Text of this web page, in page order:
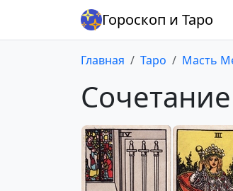
Гороскоп и Таро
Главная Таро Масть